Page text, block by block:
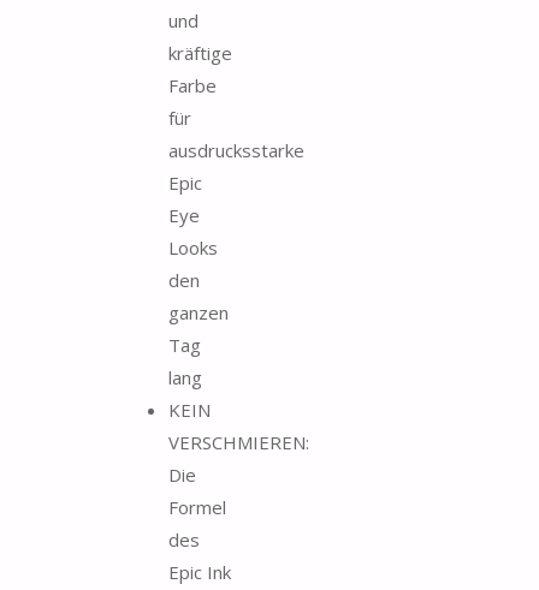
und
kräftige
Farbe
für
ausdrucksstarke
Epic
Eye
Looks
den
ganzen
Tag
lang
KEIN
VERSCHMIEREN:
Die
Formel
des
Epic Ink